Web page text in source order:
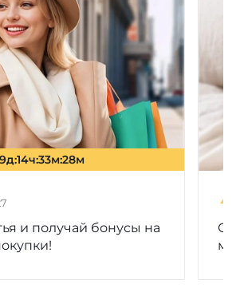
и получай бонусы на